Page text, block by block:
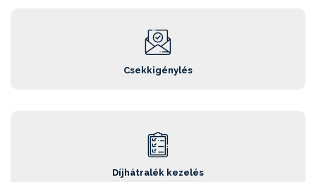
Csekkigénylés
Díjhátralék kezelés